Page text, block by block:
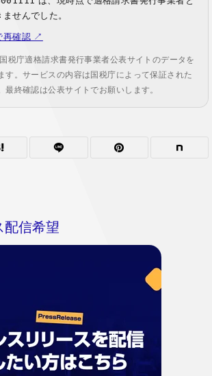
せんでした。
再確認 ↗
税庁適格請求書発行事業者公表サイトのデータを
す。サービスの内容は国税庁によって保証された
最終確認は公表サイトでお願いします。
配信希望